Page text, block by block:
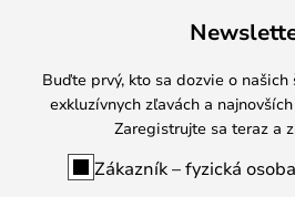
Buďte prvý, kto sa dozvie o
exkluzívnych zľavách a
Zaregistrujte sa teraz a
Zákazník – fyzická osoba